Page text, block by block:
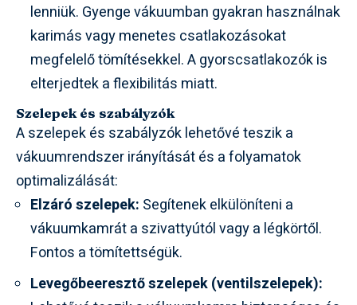
lenniük. Gyenge vákuumban gyakran használnak
karimás vagy menetes csatlakozásokat
megfelelő tömítésekkel. A gyorscsatlakozók is
elterjedtek a flexibilitás miatt.
Szelepek és szabályzók
A szelepek és szabályzók lehetővé teszik a
vákuumrendszer irányítását és a folyamatok
optimalizálását:
Elzáró szelepek: Segítenek elkülöníteni a
vákuumkamrát a szivattyútól vagy a légkörtől.
Fontos a tömítettségük.
Levegőbeeresztő szelepek (ventilszelepek):